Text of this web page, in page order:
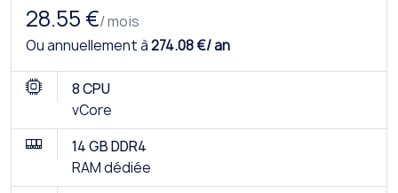
28.55 €/ mois
Ou annuellement à274.08 €/ an
8 CPU
vCore
14 GB DDR4
RAM dédiée